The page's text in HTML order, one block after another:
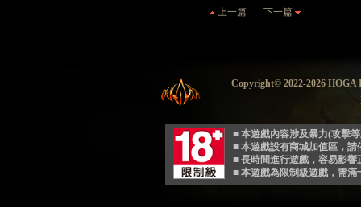
上一篇 下一篇
Copyright© 2022-2026
■ 本遊戲內容涉及暴力(攻擊
■ 本遊戲設有商城加值區，
■ 長時間進行遊戲，容易影
■ 本遊戲為限制級遊戲，需